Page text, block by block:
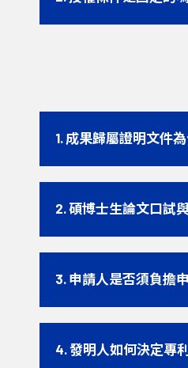
1. 成果歸屬證明文件為
2. 碩博士生論文口試
3. 申請人是否須負擔
4. 發明人如何決定專